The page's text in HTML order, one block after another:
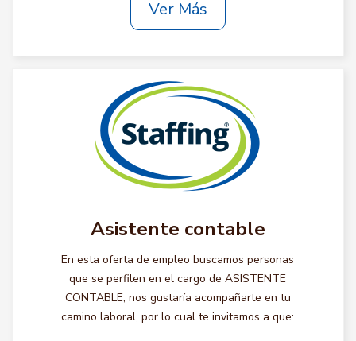
Ver Más
Asistente contable
En esta oferta de empleo buscamos personas
que se perfilen en el cargo de ASISTENTE
CONTABLE, nos gustaría acompañarte en tu
camino laboral, por lo cual te invitamos a que: